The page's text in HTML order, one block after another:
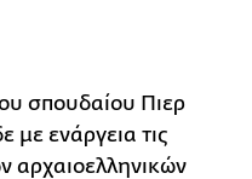
σπουδαίου Πιερ
με ενάργεια τις
αρχαιοελληνικών